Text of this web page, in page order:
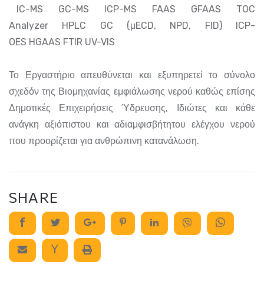
IC-MS GC-MS ICP-MS FAAS GFAAS TOC
Analyzer HPLC GC (μECD, NPD, FID) ICP-
OES HGAAS FTIR UV-VIS
Το Εργαστήριο απευθύνεται και εξυπηρετεί το σύνολο
σχεδόν της Βιομηχανίας εμφιάλωσης νερού καθώς επίσης
Δημοτικές Επιχειρήσεις Ύδρευσης, Ιδιώτες και κάθε
ανάγκη αξιόπιστου και αδιαμφισβήτητου ελέγχου νερού
που προορίζεται για ανθρώπινη κατανάλωση.
SHARE